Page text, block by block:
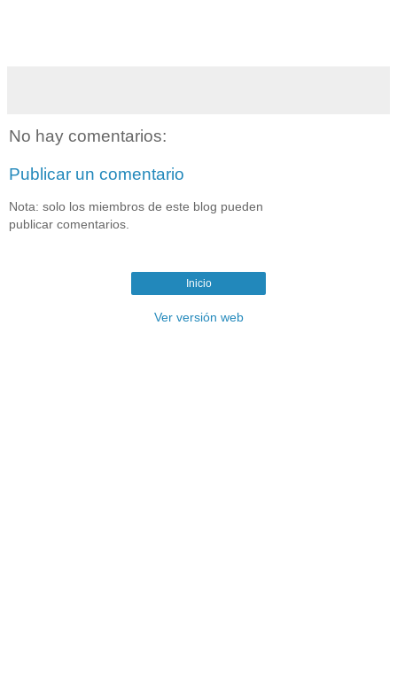
No hay comentarios:
Publicar un comentario
Nota: solo los miembros de este blog pueden
publicar comentarios.
Inicio
Ver versión web